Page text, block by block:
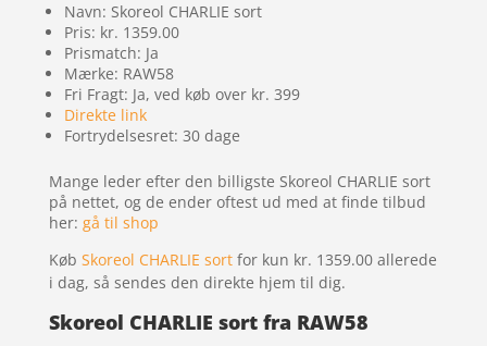
Navn: Skoreol CHARLIE sort
Pris: kr. 1359.00
Prismatch: Ja
Mærke: RAW58
Fri Fragt: Ja, ved køb over kr. 399
Direkte link
Fortrydelsesret: 30 dage
Mange leder efter den billigste Skoreol CHARLIE sort
på nettet, og de ender oftest ud med at finde tilbud
her: gå til shop
Køb Skoreol CHARLIE sortfor kun kr. 1359.00 allerede
i dag, så sendes den direkte hjem til dig.
Skoreol CHARLIE sort fra RAW58